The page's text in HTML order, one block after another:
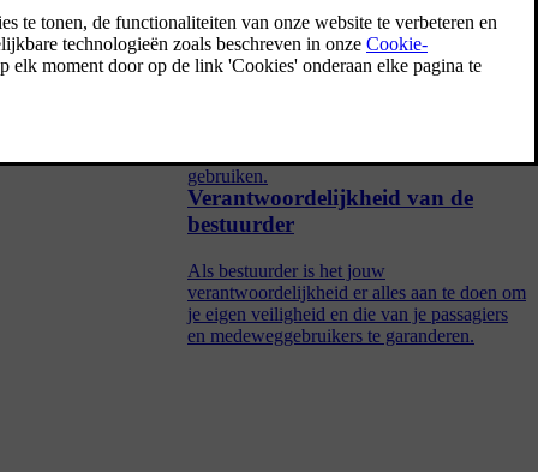
snel van
verkeer
In dit deel staat belangrijke informatie over
gebruiken.
Verantwoordelijkheid van de
bestuurder
Als bestuurder is het jouw
verantwoordelijkheid er alles aan te doen om
je eigen veiligheid en die van je passagiers
en medeweggebruikers te garanderen.